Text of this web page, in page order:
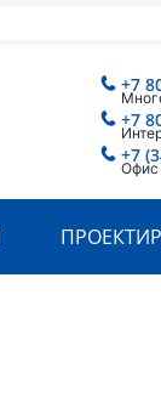
+7
+7
+7
Офис